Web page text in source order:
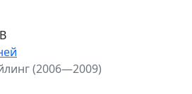
(2006—2009)